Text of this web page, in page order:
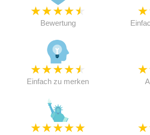
★★★★★
Bewertung
★
★★★★★
Einfach zu merken
★
★★★★★ ★